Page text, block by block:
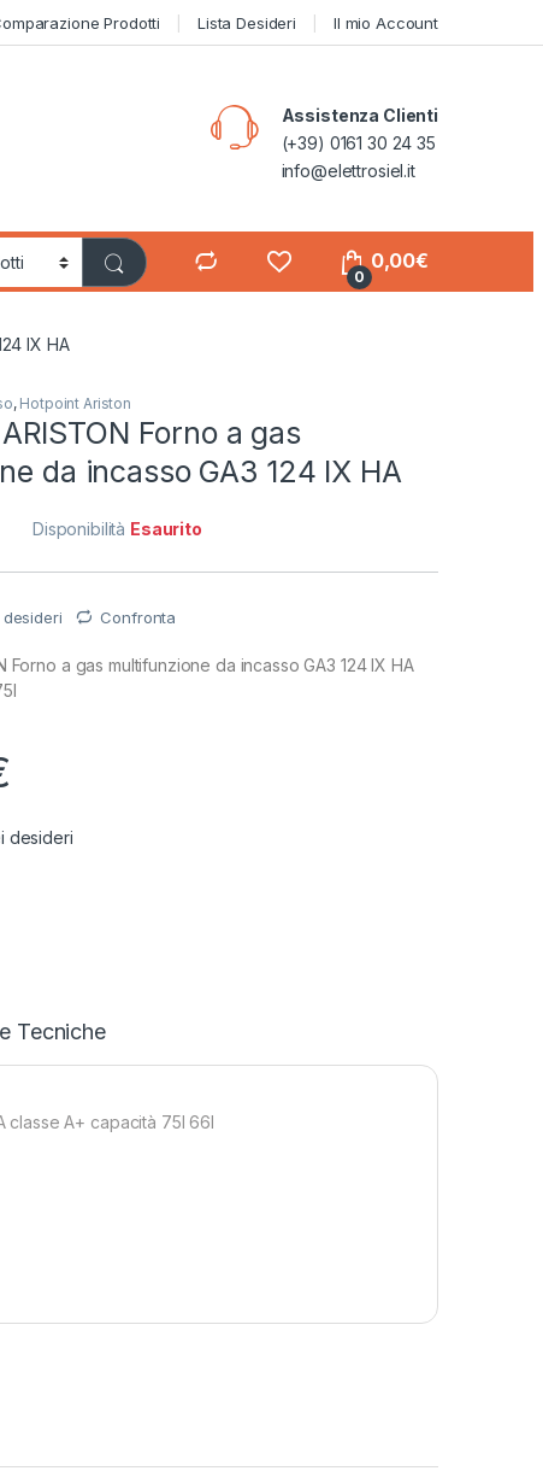
Prodotti Lista Desideri Il mio Account
Assistenza Clienti
(+39) 0161 30 24 35
info@elettrosiel.it
0
0,00€
IX HA
, Hotpoint Ariston
Forno a gas
da incasso GA3 124 IX HA
Disponibilità Esaurito
Confronta
Forno a gas multifunzione da incasso GA3 124 IX HA
desideri
Tecniche
classe A+ capacità 75l 66l